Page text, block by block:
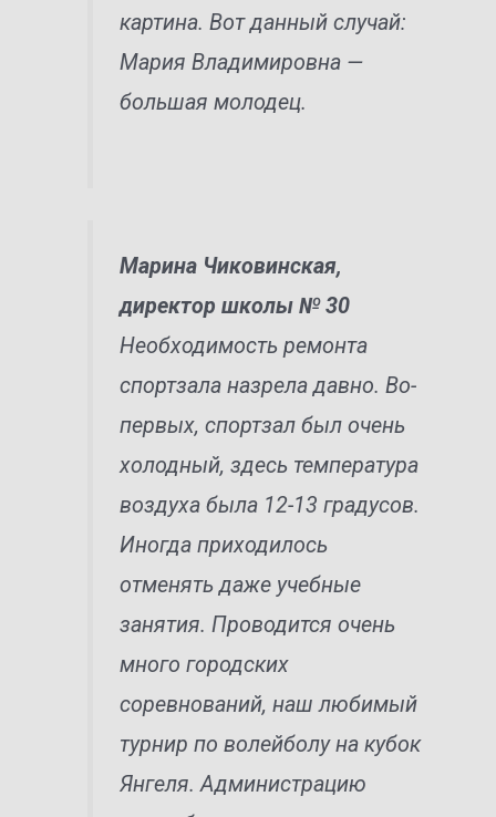
картина. Вот данный случай:
Мария Владимировна —
большая молодец.
Марина Чиковинская,
директор школы № 30
Необходимость ремонта
спортзала назрела давно. Во-
первых, спортзал был очень
холодный, здесь температура
воздуха была 12-13 градусов.
Иногда приходилось
отменять даже учебные
занятия. Проводится очень
много городских
соревнований, наш любимый
турнир по волейболу на кубок
Янгеля. Администрацию